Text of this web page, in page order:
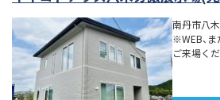
南丹市八
※WEB、
ご来場く